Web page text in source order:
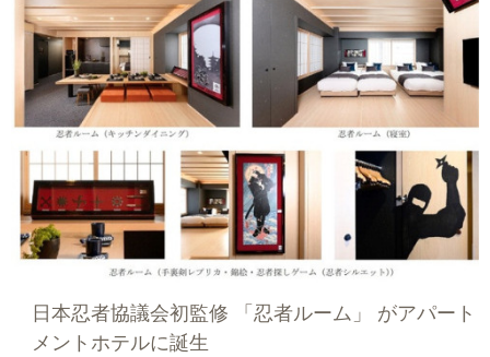
日本忍者協議会初監修 「忍者ルーム」 がアパート
メントホテルに誕生